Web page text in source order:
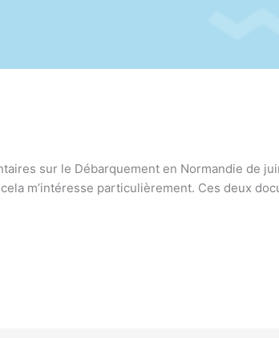
sur le Débarquement en Normandie de
m’intéresse particulièrement. Ces deux